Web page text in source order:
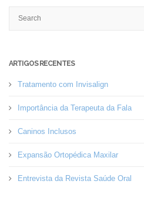
ARTIGOS RECENTES
Tratamento com Invisalign
Importância da Terapeuta da Fala
Caninos Inclusos
Expansão Ortopédica Maxilar
Entrevista da Revista Saúde Oral